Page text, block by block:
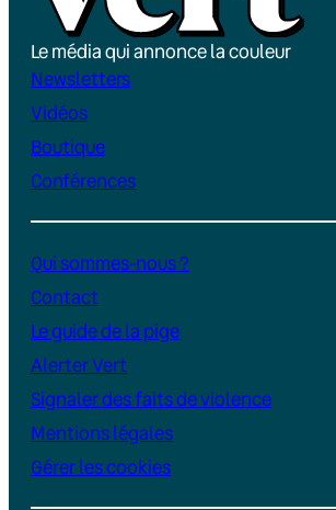
Le média qui annonce la couleur
Newsletters
Vidéos
Boutique
Conférences
Qui sommes-nous ?
Contact
Le guide de la pige
Alerter Vert
Signaler des faits de violence
Mentions légales
Gérer les cookies